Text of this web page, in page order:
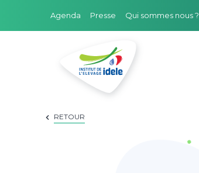
Agenda Presse Qui sommes nous ?
FILIÈRES RETOUR